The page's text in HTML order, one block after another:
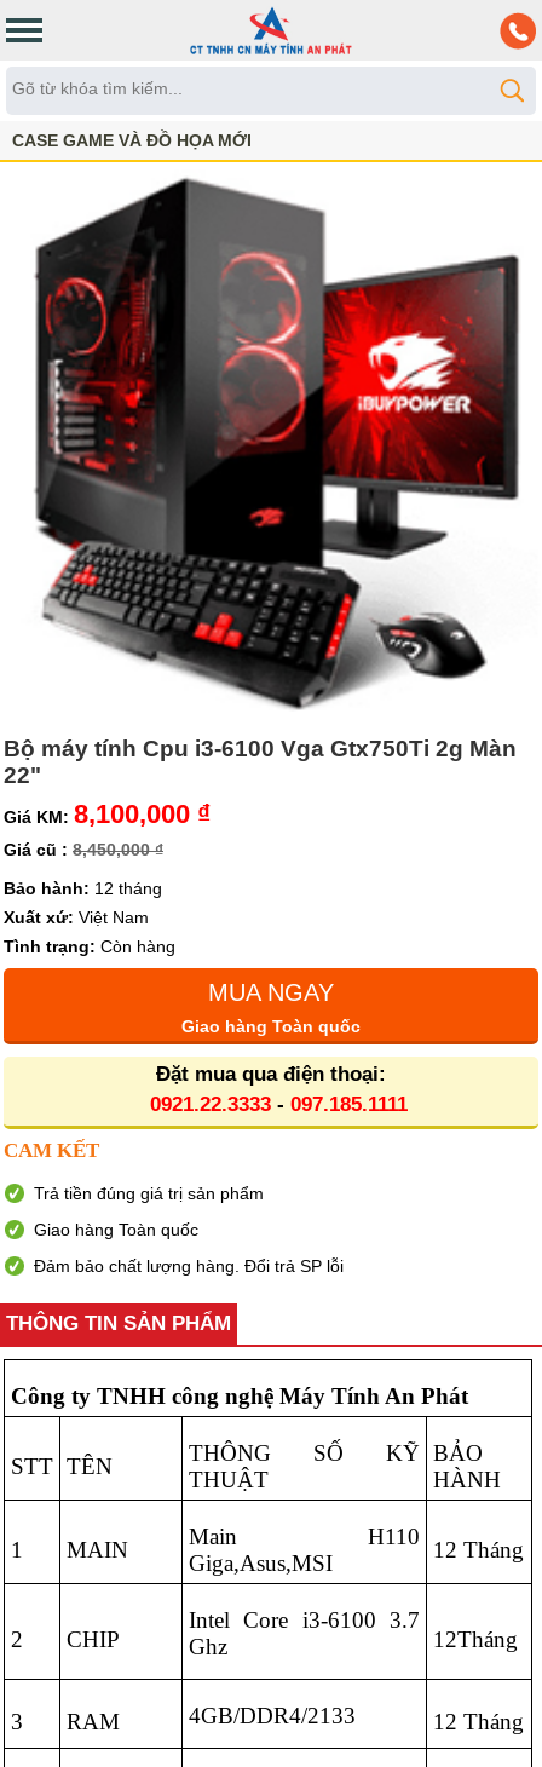
CASE GAME VÀ ĐỒ HỌA MỚI
Bộ máy tính Cpu i3-6100 Vga Gtx750Ti 2g Màn
22"
Giá KM: 8,100,000 ₫
Giá cũ : 8,450,000 ₫
Bảo hành: 12 tháng
Xuất xứ: Việt Nam
Tình trạng: Còn hàng
MUA NGAY
Giao hàng Toàn quốc
Đặt mua qua điện thoại:
0921.22.3333 - 097.185.1111
CAM KẾT
Trả tiền đúng giá trị sản phẩm
Giao hàng Toàn quốc
Đảm bảo chất lượng hàng. Đổi trả SP lỗi
THÔNG TIN SẢN PHẨM
Công ty TNHH công nghệ Máy Tính An Phát
STT TÊN
THÔNG SỐ KỸ
THUẬT
BẢO
HÀNH
1 MAIN
Main H110
Giga,Asus,MSI
12 Tháng
2 CHIP
Intel Core i3-6100 3.7
Ghz
12Tháng
3 RAM 4GB/DDR4/2133 12 Tháng